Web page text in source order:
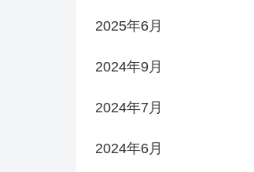
2025年6月
2024年9月
2024年7月
2024年6月